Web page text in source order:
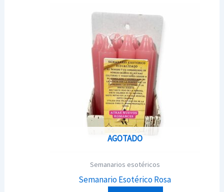
AGOTADO
Semanarios esotéricos
Semanario Esotérico Rosa